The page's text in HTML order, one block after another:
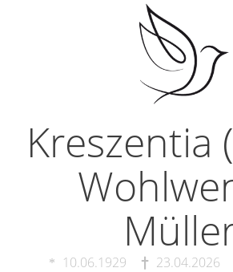
Kreszentia
10.06.1929 23.04.2026